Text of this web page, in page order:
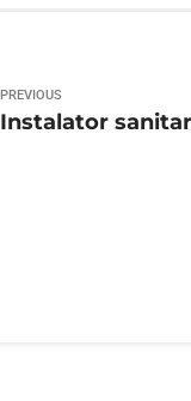
PREVIOUS
Instalator sanitar